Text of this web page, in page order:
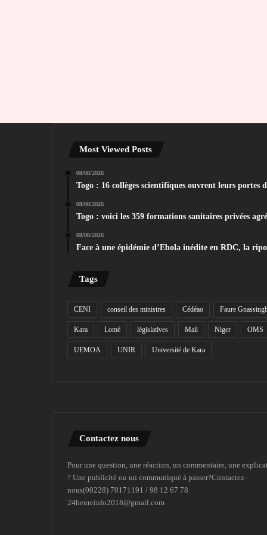
Most Viewed Posts
08/08/2026
Togo : 16 collèges scientifiques ouvrent leurs portes
08/08/2026
Togo : voici les 359 formations sanitaires privées
08/08/2026
Face à une épidémie d’Ebola inédite en RDC, la
Tags
CENI conseil des ministres Cédéao Faure
Kara Lomé législatives Mali Niger OMS
UEMOA UNIR Université de Kara
Contactez nous
Pour une question, une réaction, un commentaire, une
? Une publicité ou un communiqué à passer?Contactez-
nous(00228) 70171191 / 98 12 67 78
24heureinfo2018@gmail.com